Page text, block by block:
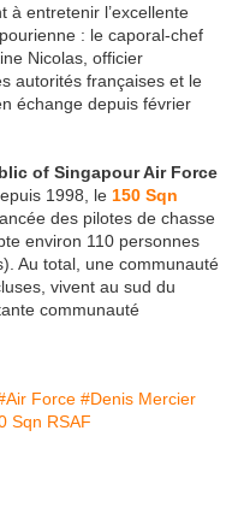
à entretenir l’excellente
: le caporal-chef
Nicolas, officier
autorités françaises et le
échange depuis février
of Singapour Air Force
1998, le 150 Sqn
des pilotes de chasse
environ 110 personnes
Au total, une communauté
vivent au sud du
communauté
Force #Denis Mercier
Sqn RSAF